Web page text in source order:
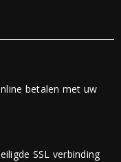
betalen met uw
SSL verbinding